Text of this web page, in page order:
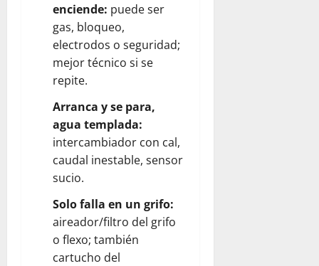
enciende: puede ser
gas, bloqueo,
electrodos o seguridad;
mejor técnico si se
repite.
Arranca y se para,
agua templada:
intercambiador con cal,
caudal inestable, sensor
sucio.
Solo falla en un grifo:
aireador/filtro del grifo
o flexo; también
cartucho del